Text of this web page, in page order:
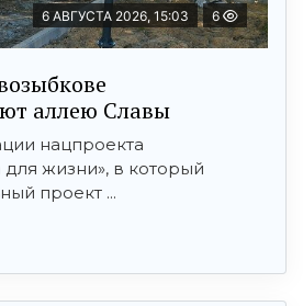
6 АВГУСТА 2026, 15:03 6
аллею Славы
нацпроекта
жизни», в который
проект ...